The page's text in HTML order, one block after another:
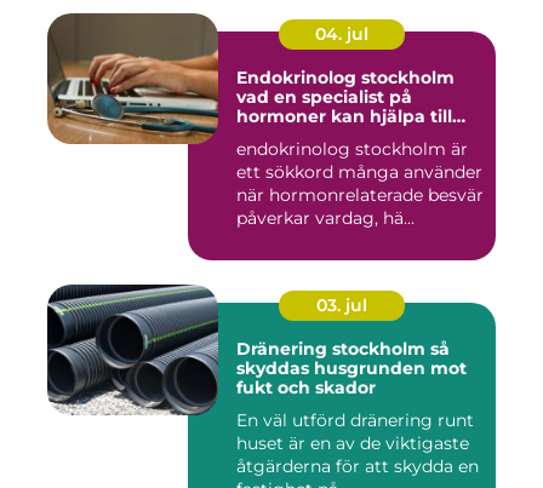
04. jul
Endokrinolog stockholm
vad en specialist på
hormoner kan hjälpa till
endokrinolog stockholm är
ett sökkord många använder
när hormonrelaterade besvär
påverkar vardag, hä...
03. jul
Dränering stockholm så
skyddas husgrunden mot
fukt och skador
En väl utförd dränering runt
huset är en av de viktigaste
åtgärderna för att skydda en